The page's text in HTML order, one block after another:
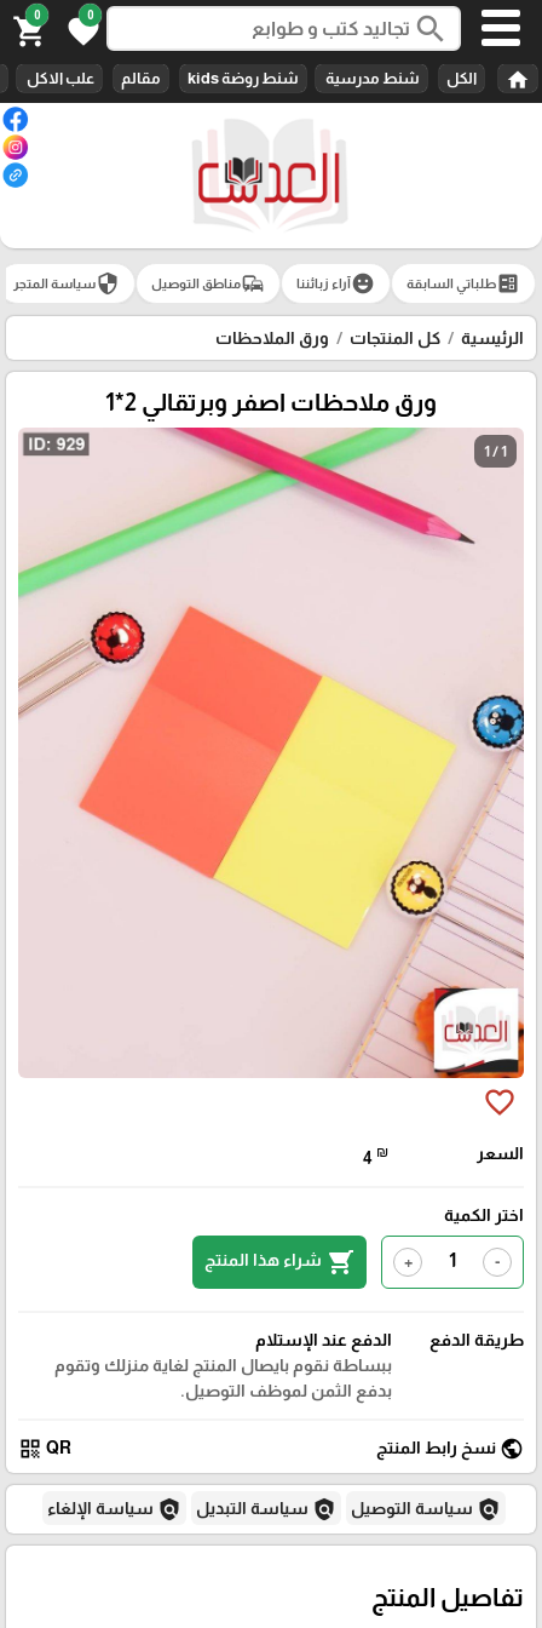
search
0
favorite
0
shopping_cart
home الكل شنط مدرسية شنط روضة kids مقالم علب الاكل
ballotطلباتي السابقة emoji_emotionsآراء زبائننا commuteمناطق التوصيل securityسياسة المتجر
الرئيسية كل المنتجات ورق الملاحظات
ورق ملاحظات اصفر وبرتقالي 2*1
1 / 1
favorite_border
السعر 4 ₪
اختر الكمية
-
+
shopping_cart شراء هذا المنتج
طريقة الدفع
الدفع عند الإستلام
ببساطة نقوم بايصال المنتج لغاية منزلك وتقوم
بدفع الثمن لموظف التوصيل.
public نسخ رابط المنتج QR
qr_code
policy سياسة التوصيل policy سياسة التبديل policy سياسة الإلغاء
تفاصيل المنتج